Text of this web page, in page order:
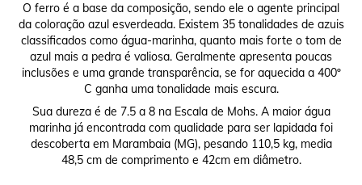
O ferro é a base da composição, sendo ele o agente principal
da coloração azul esverdeada. Existem 35 tonalidades de azuis
classificados como água-marinha, quanto mais forte o tom de
azul mais a pedra é valiosa. Geralmente apresenta poucas
inclusões e uma grande transparência, se for aquecida a 400º
C ganha uma tonalidade mais escura.
Sua dureza é de 7.5 a 8 na Escala de Mohs. A maior água
marinha já encontrada com qualidade para ser lapidada foi
descoberta em Marambaia (MG), pesando 110,5 kg, media
48,5 cm de comprimento e 42cm em diâmetro.